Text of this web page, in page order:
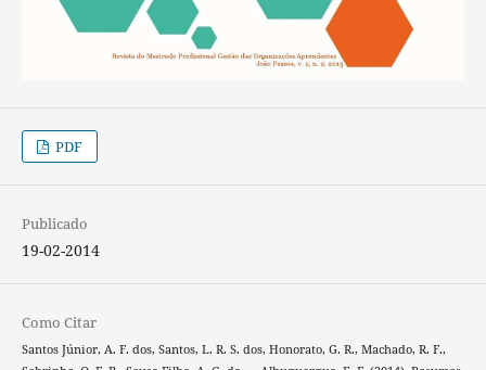
PDF
Publicado
19-02-2014
Como Citar
Santos Júnior, A. F. dos, Santos, L. R. S. dos, Honorato, G. R., Machado, R. F.,